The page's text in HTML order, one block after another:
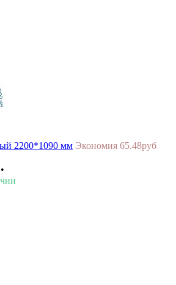
2200*1090 мм Экономия 65.48руб
•